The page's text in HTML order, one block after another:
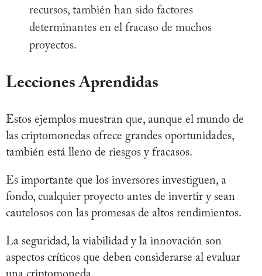
recursos, también han sido factores
determinantes en el fracaso de muchos
proyectos.
Lecciones Aprendidas
Estos ejemplos muestran que, aunque el mundo de
las criptomonedas ofrece grandes oportunidades,
también está lleno de riesgos y fracasos.
Es importante que los inversores investiguen, a
fondo, cualquier proyecto antes de invertir y sean
cautelosos con las promesas de altos rendimientos.
La seguridad, la viabilidad y la innovación son
aspectos críticos que deben considerarse al evaluar